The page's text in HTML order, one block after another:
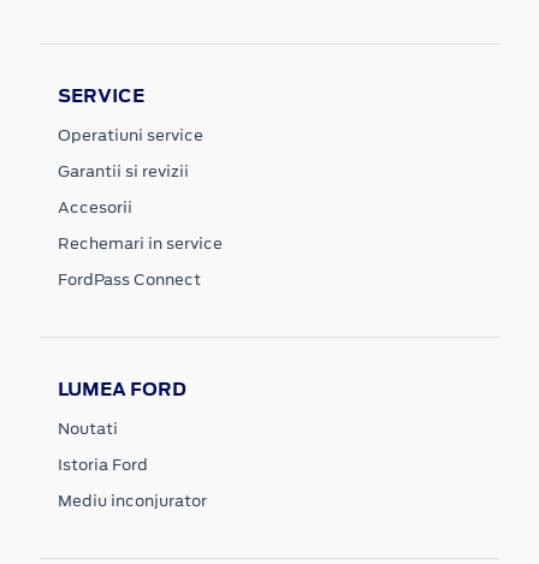
SERVICE
Operatiuni service
Garantii si revizii
Accesorii
Rechemari in service
FordPass Connect
LUMEA FORD
Noutati
Istoria Ford
Mediu inconjurator